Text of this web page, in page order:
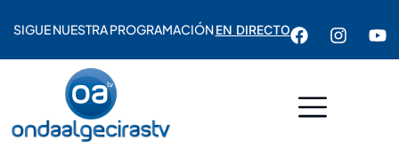
SIGUE NUESTRA PROGRAMACIÓNEN DIRECTO